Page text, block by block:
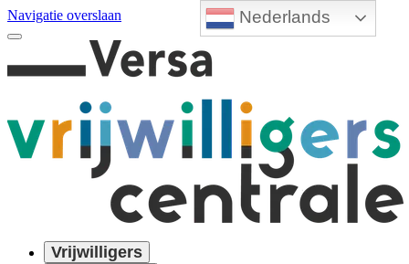
Nederlands
Navigatie overslaan
Vrijwilligers